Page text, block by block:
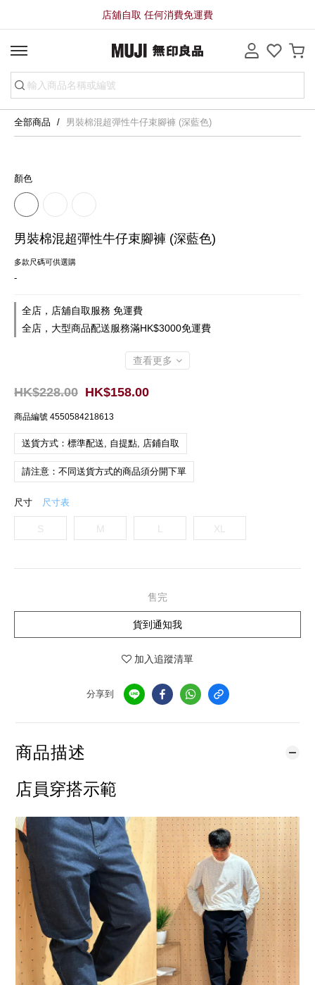
店舖自取 任何消費免運費
全部商品 男裝棉混超彈性牛仔束腳褲 (深藍色)
顏色
男裝棉混超彈性牛仔束腳褲 (深藍色)
多款尺碼可供選購
-
全店，店舖自取服務 免運費
全店，大型商品配送服務滿HK$3000免運費
查看更多
HK$158.00
HK$228.00
商品編號 4550584218613
送貨方式：標準配送, 自提點, 店鋪自取
請注意：不同送貨方式的商品須分開下單
尺寸 尺寸表
S M XL
售完
貨到通知我
加入追蹤清單
分享到
商品描述
店員穿搭示範